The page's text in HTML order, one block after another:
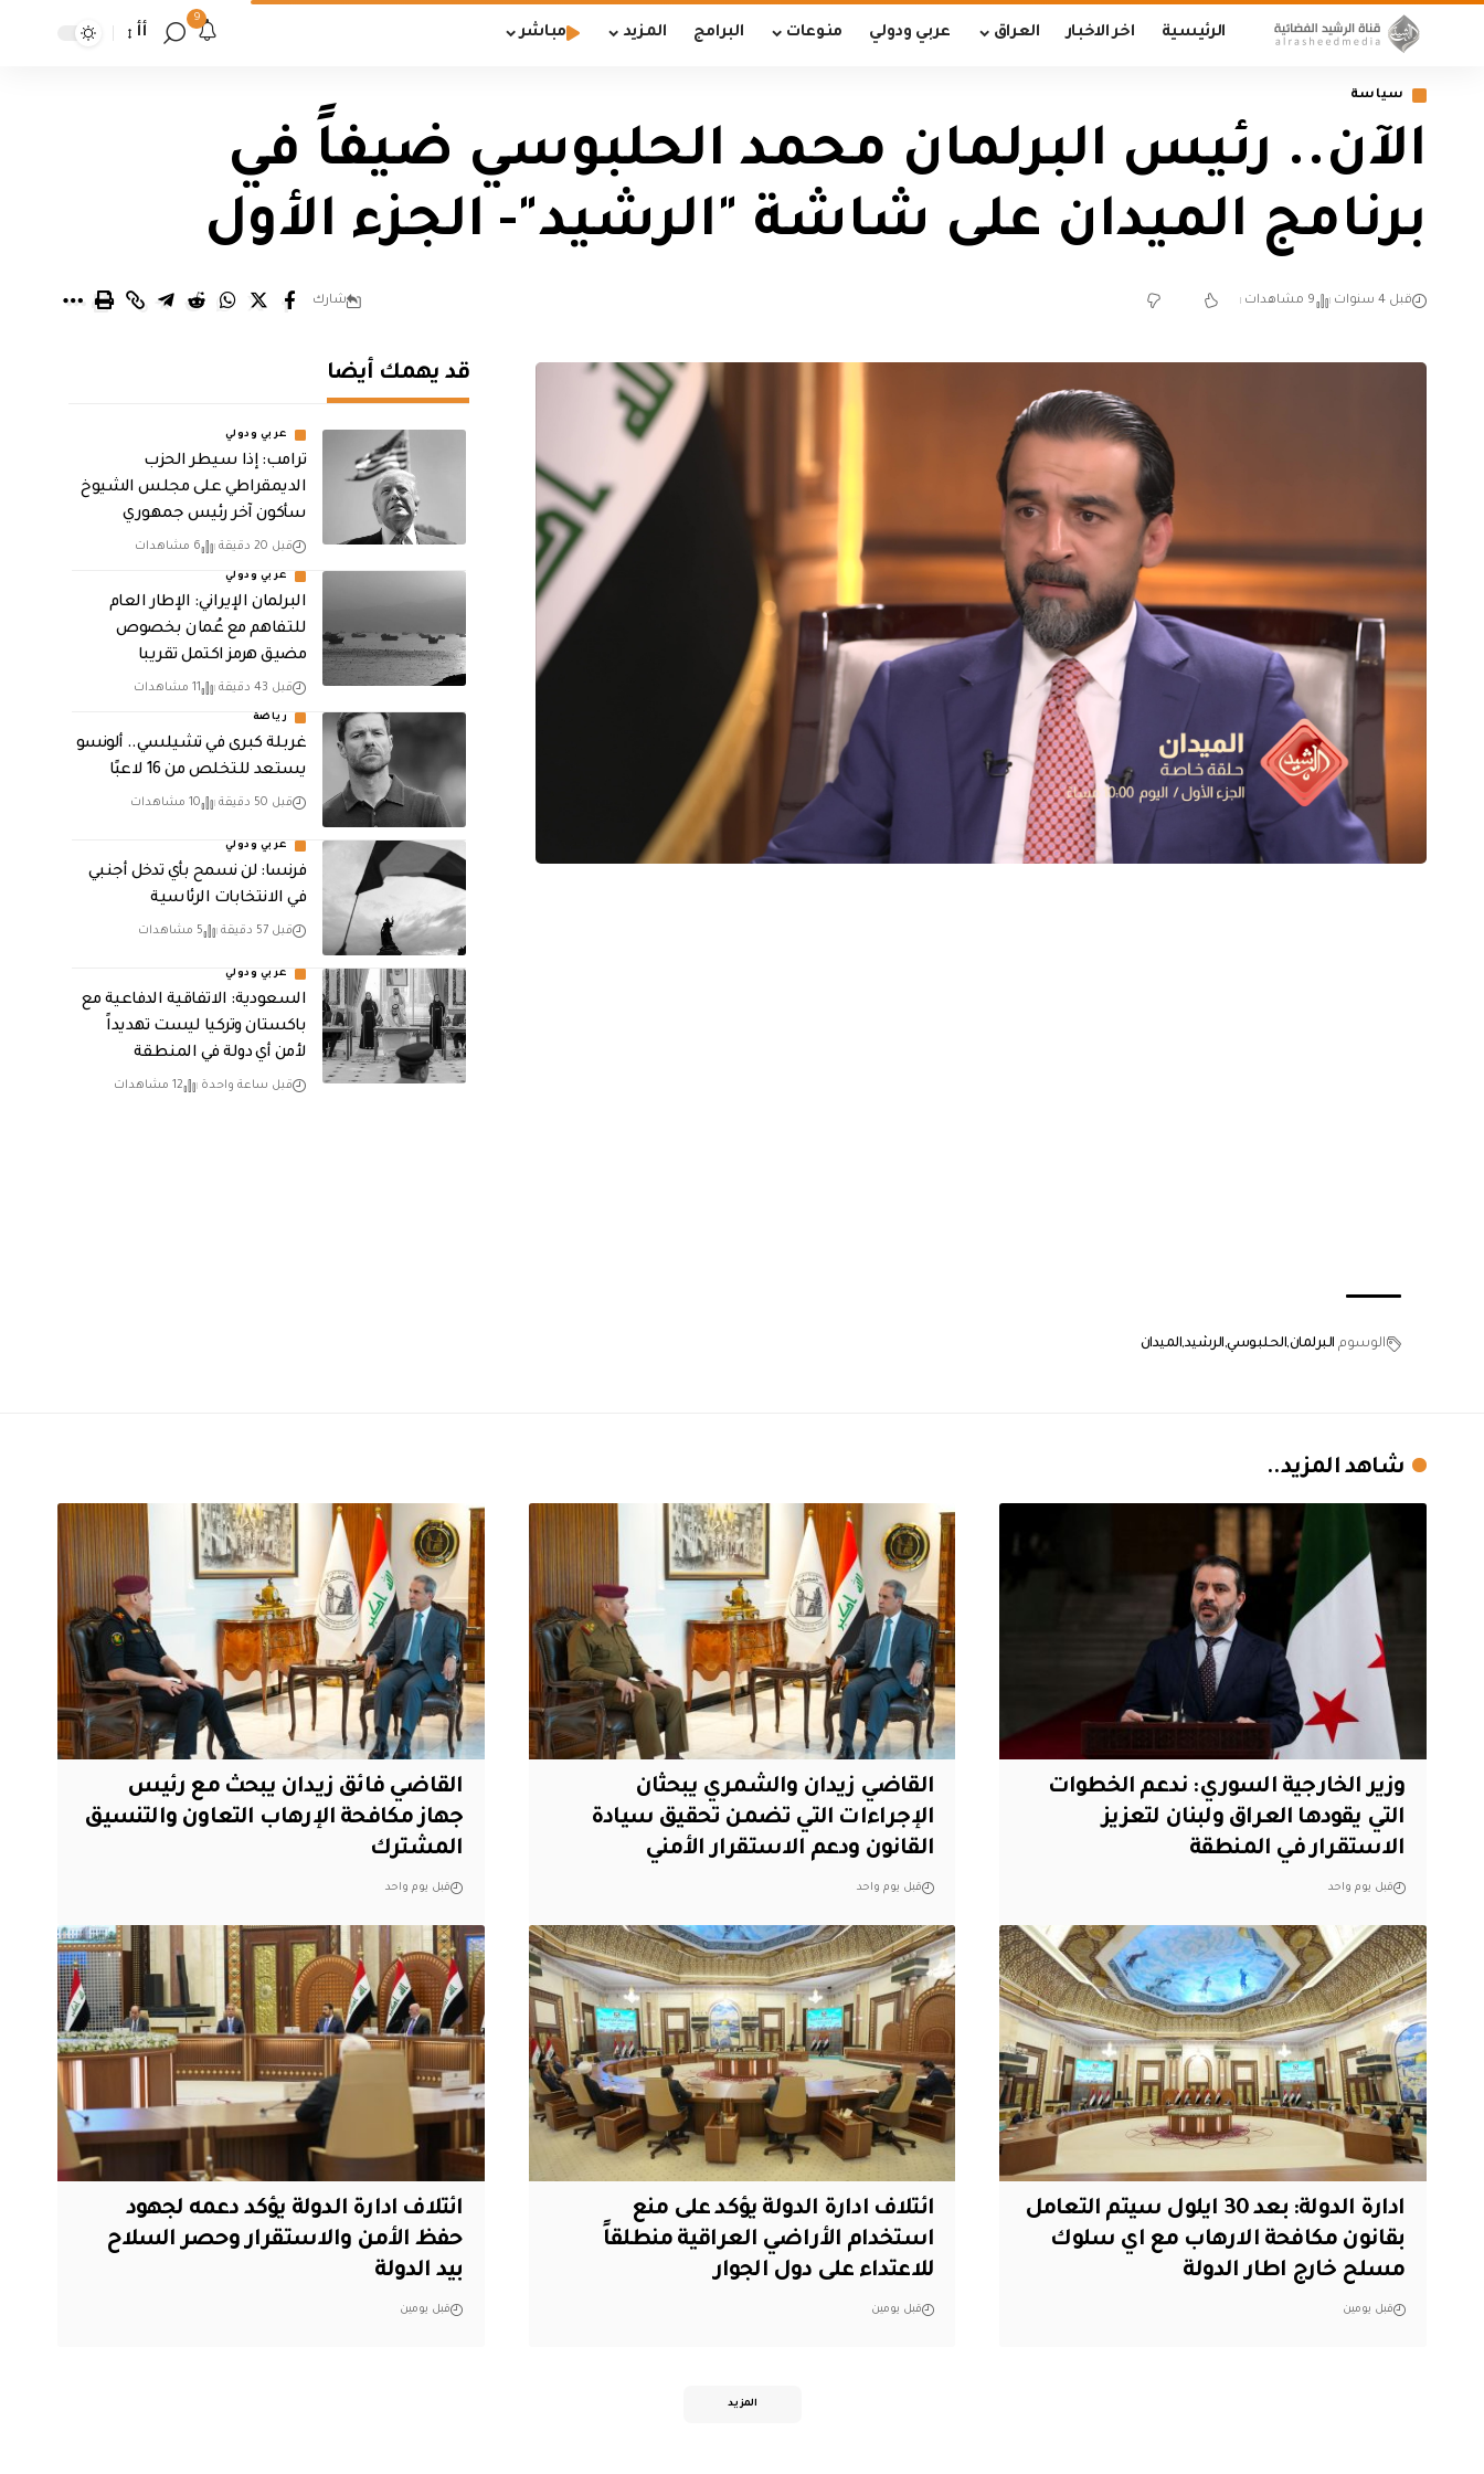
الرئيسية اخر الاخبار العراق عربي ودولي منوعات البرامج المزيد مباشر
9
أأ
سياسة
الآن.. رئيس البرلمان محمد الحلبوسي ضيفاً في
برنامج الميدان على شاشة "الرشيد"- الجزء الأول
قبل 4 سنوات 9 مشاهدات شارك
الوسوم البرلمان الحلبوسي الرشيد الميدان
قد يهمك أيضا
عربي ودولي
ترامب: إذا سيطر الحزب
الديمقراطي على مجلس الشيوخ
سأكون آخر رئيس جمهوري
قبل 20 دقيقة 6 مشاهدات
عربي ودولي
البرلمان الإيراني: الإطار العام
للتفاهم مع عُمان بخصوص
مضيق هرمز اكتمل تقريبا
قبل 43 دقيقة 11 مشاهدات
رياضة
غربلة كبرى في تشيلسي.. ألونسو
يستعد للتخلص من 16 لاعبًا
قبل 50 دقيقة 10 مشاهدات
عربي ودولي
فرنسا: لن نسمح بأي تدخل أجنبي
في الانتخابات الرئاسية
قبل 57 دقيقة 5 مشاهدات
عربي ودولي
السعودية: الاتفاقية الدفاعية مع
باكستان وتركيا ليست تهديداً
لأمن أي دولة في المنطقة
قبل ساعة واحدة 12 مشاهدات
شاهد المزيد..
وزير الخارجية السوري: ندعم الخطوات
التي يقودها العراق ولبنان لتعزيز
الاستقرار في المنطقة
قبل يوم واحد
القاضي زيدان والشمري يبحثان
الإجراءات التي تضمن تحقيق سيادة
القانون ودعم الاستقرار الأمني
قبل يوم واحد
القاضي فائق زيدان يبحث مع رئيس
جهاز مكافحة الإرهاب التعاون والتنسيق
المشترك
قبل يوم واحد
ادارة الدولة: بعد 30 ايلول سيتم التعامل
بقانون مكافحة الارهاب مع اي سلوك
مسلح خارج اطار الدولة
قبل يومين
ائتلاف ادارة الدولة يؤكد على منع
استخدام الأراضي العراقية منطلقاً
للاعتداء على دول الجوار
قبل يومين
ائتلاف ادارة الدولة يؤكد دعمه لجهود
حفظ الأمن والاستقرار وحصر السلاح
بيد الدولة
قبل يومين
المزيد